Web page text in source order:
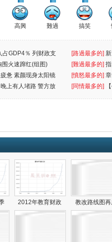
高興 難過 搞笑
GDP4％ 列财政支
[路過最多的]
火速蹿红(组图) [難過最多的]
罪
惫 素颜现身太阳镜
[憤怒最多的]
上有人堵路 警方放
[同情最多的]
敗
2012年教育财政 教改路线图